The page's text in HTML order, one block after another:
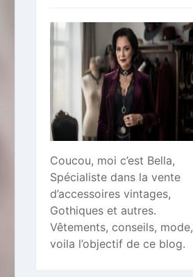
Coucou, moi c’est Bella,
Spécialiste dans la vente
d’accessoires vintages,
Gothiques et autres.
Vêtements, conseils, mode,
voila l’objectif de ce blog.